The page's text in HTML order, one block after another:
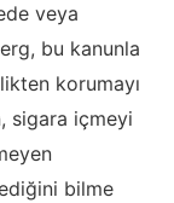
veya
bu kanunla
korumayı
sigara içmeyi
bilme